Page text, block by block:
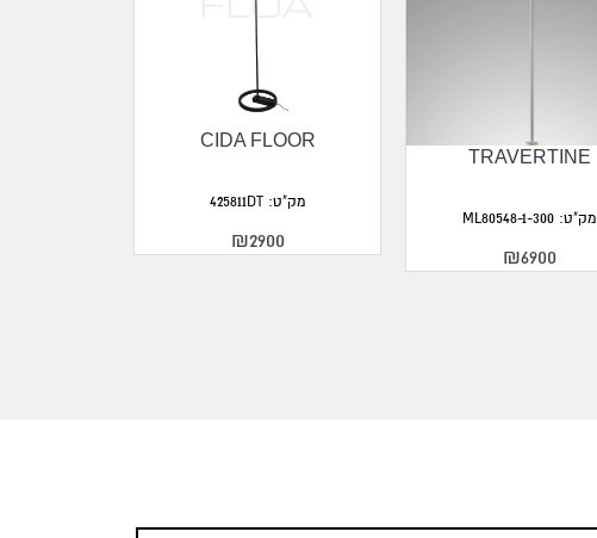
CIDA FLOOR
מק"ט: 425811DT
₪2900
TRAVERTINE
מק"ט: ML80548-1-300
₪6900